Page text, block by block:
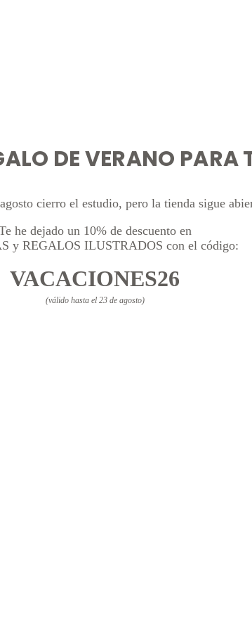
DE VERANO PARA
cierro el estudio, pero la tienda sigue
he dejado un 10% de descuento en
y REGALOS ILUSTRADOS con el código:
VACACIONES26
(válido hasta el 23 de agosto)